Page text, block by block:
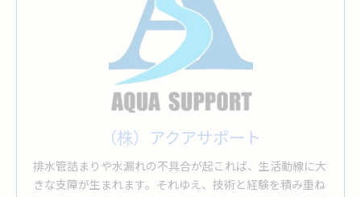
（株）アクアサポート
排水管詰まりや水漏れの不具合が起これば、生活動線に大
きな支障が生まれます。それゆえ、技術と経験を積み重ね